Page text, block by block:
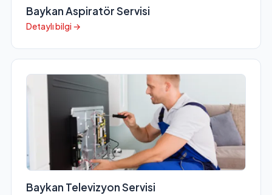
Baykan Aspiratör Servisi
Detaylı bilgi →
Baykan Televizyon Servisi